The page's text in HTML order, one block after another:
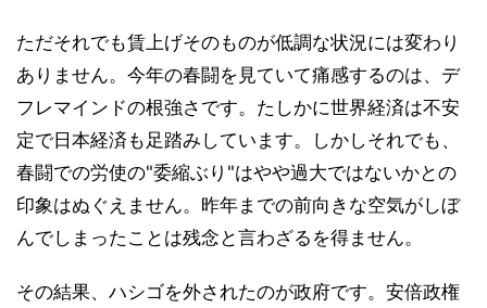
ただそれでも賃上げそのものが低調な状況には変わり
ありません。今年の春闘を見ていて痛感するのは、デ
フレマインドの根強さです。たしかに世界経済は不安
定で日本経済も足踏みしています。しかしそれでも、
春闘での労使の"委縮ぶり"はやや過大ではないかとの
印象はぬぐえません。昨年までの前向きな空気がしぼ
んでしまったことは残念と言わざるを得ません。
その結果、ハシゴを外されたのが政府です。安倍政権